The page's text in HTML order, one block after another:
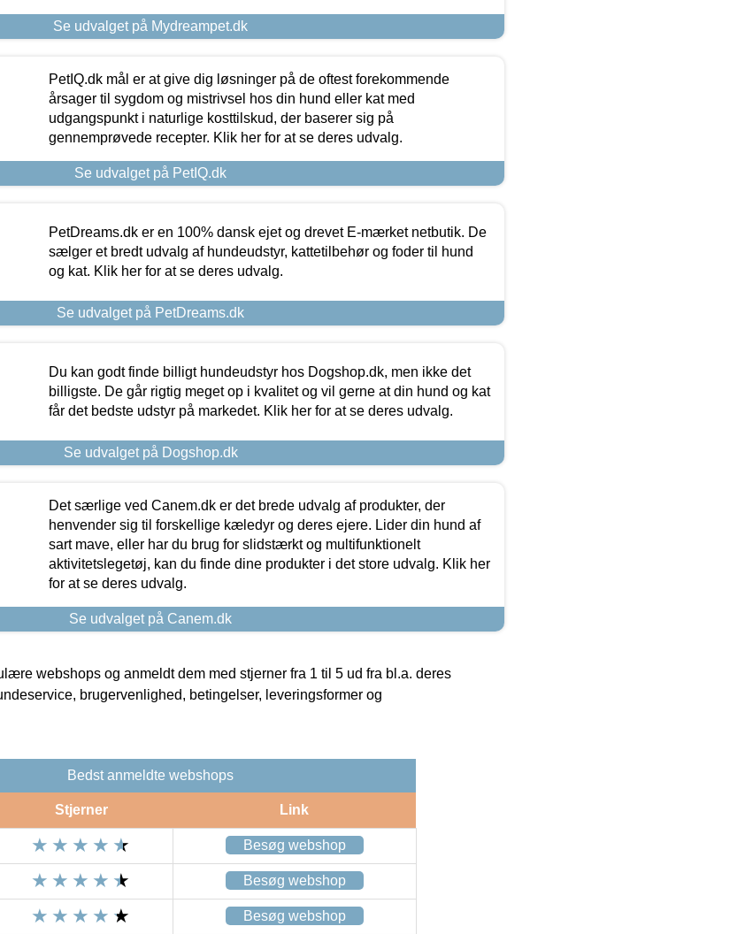
Se udvalget på Mydreampet.dk
PetIQ.dk mål er at give dig løsninger på de oftest forekommende
årsager til sygdom og mistrivsel hos din hund eller kat med
udgangspunkt i naturlige kosttilskud, der baserer sig på
gennemprøvede recepter. Klik her for at se deres udvalg.
Se udvalget på PetIQ.dk
PetDreams.dk er en 100% dansk ejet og drevet E-mærket netbutik. De
sælger et bredt udvalg af hundeudstyr, kattetilbehør og foder til hund
og kat. Klik her for at se deres udvalg.
Se udvalget på PetDreams.dk
Du kan godt finde billigt hundeudstyr hos Dogshop.dk, men ikke det
billigste. De går rigtig meget op i kvalitet og vil gerne at din hund og kat
får det bedste udstyr på markedet. Klik her for at se deres udvalg.
Se udvalget på Dogshop.dk
Det særlige ved Canem.dk er det brede udvalg af produkter, der
henvender sig til forskellige kæledyr og deres ejere. Lider din hund af
sart mave, eller har du brug for slidstærkt og multifunktionelt
aktivitetslegetøj, kan du finde dine produkter i det store udvalg. Klik her
for at se deres udvalg.
Se udvalget på Canem.dk
webshops og anmeldt dem med stjerner fra 1 til 5 ud fra bl.a. deres
brugervenlighed, betingelser, leveringsformer og
Bedst anmeldte webshops
Stjerner Link
Besøg webshop
Besøg webshop
Besøg webshop